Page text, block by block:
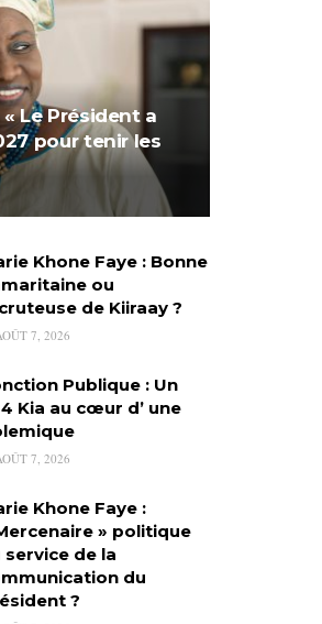
Le Président a
pour tenir les
Khone Faye : Bonne
ou
de Kiiraay ?
7, 2026
Publique : Un
Kia au cœur d’ une
7, 2026
Khone Faye :
» politique
service de la
du
?